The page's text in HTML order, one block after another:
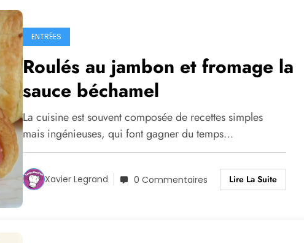
ENTRÉES
Roulés au jambon et fromage la
sauce béchamel
La cuisine est souvent composée de recettes simples
mais ingénieuses, qui font gagner du temps…
Xavier Legrand 0 Commentaires Lire La Suite